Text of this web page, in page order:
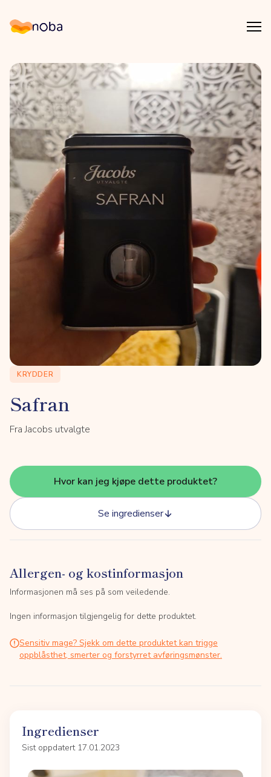
Noba
KRYDDER
Safran
Fra Jacobs utvalgte
Hvor kan jeg kjøpe dette produktet?
Se ingredienser
Allergen- og kostinformasjon
Informasjonen må ses på som veiledende.
Ingen informasjon tilgjengelig for dette produktet.
Sensitiv mage? Sjekk om dette produktet kan trigge
oppblåsthet, smerter og forstyrret avføringsmønster.
Ingredienser
Sist oppdatert 17.01.2023